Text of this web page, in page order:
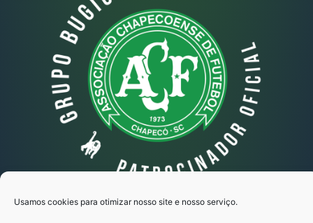
Usamos cookies para otimizar nosso site e nosso serviço.